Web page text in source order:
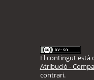
El contingut està
Atribució -
contrari.